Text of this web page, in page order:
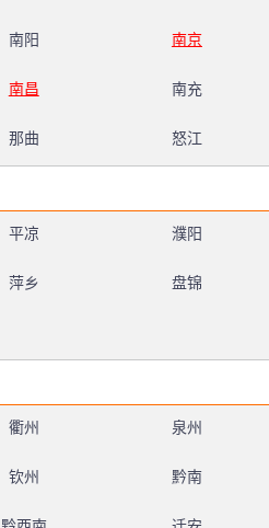
南阳 南京
南昌 南充
那曲 怒江
平凉 濮阳
萍乡 盘锦
衢州 泉州
钦州 黔南